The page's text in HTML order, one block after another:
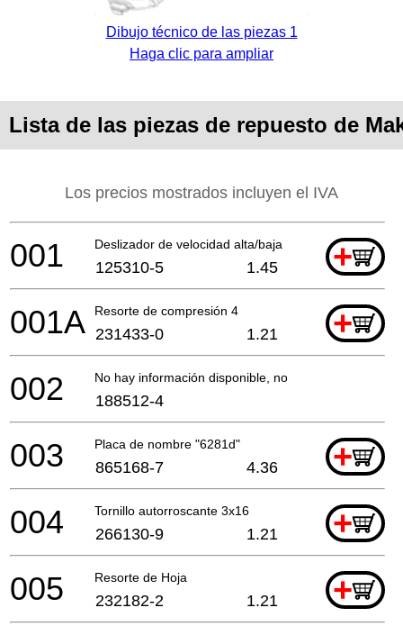
Dibujo técnico de las piezas 1
Haga clic para ampliar
Lista de las piezas de repuesto de
Los precios mostrados incluyen el IVA
Deslizador de velocidad alta/baja +
001 125310-5 1.45
Resorte de compresión 4 +
001A 231433-0 1.21
No hay información disponible, no se puede pedir
002 188512-4
Placa de nombre "6281d" +
003 865168-7 4.36
Tornillo autorroscante 3x16 +
004 266130-9 1.21
Resorte de Hoja +
005 232182-2 1.21